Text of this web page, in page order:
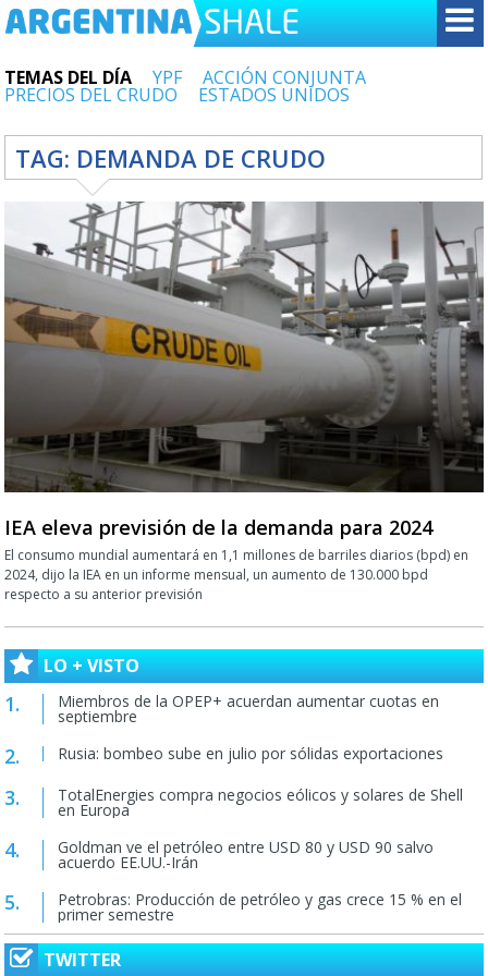
TEMAS DEL DÍA YPF ACCIÓN CONJUNTA
PRECIOS DEL CRUDO ESTADOS UNIDOS
TAG: DEMANDA DE CRUDO
IEA eleva previsión de la demanda para 2024
El consumo mundial aumentará en 1,1 millones de barriles diarios (bpd) en
2024, dijo la IEA en un informe mensual, un aumento de 130.000 bpd
respecto a su anterior previsión
LO + VISTO
Miembros de la OPEP+ acuerdan aumentar cuotas en
septiembre
Rusia: bombeo sube en julio por sólidas exportaciones
TotalEnergies compra negocios eólicos y solares de Shell
en Europa
Goldman ve el petróleo entre USD 80 y USD 90 salvo
acuerdo EE.UU.-Irán
Petrobras: Producción de petróleo y gas crece 15 % en el
primer semestre
TWITTER